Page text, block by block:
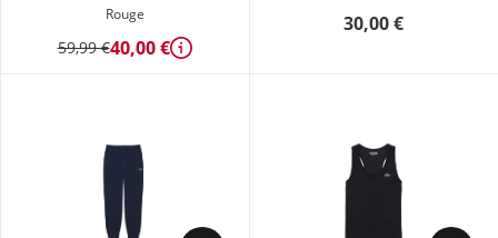
Rouge
59,99 €40,00 € Détails
30,00 €